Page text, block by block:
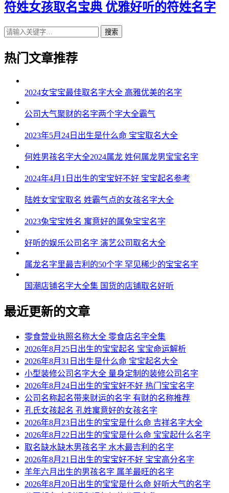
符姓女孩取名宝典 优雅好听的符姓名字
搜索
热门文章推荐
2024女宝宝最佳取名字大全 高雅优美的名字
公司大气聚财的名字两个字大全霸气
2023年5月24日出生是什么命 宝宝取名大全
何姓男孩名字大全2024属龙 姓何属龙男宝宝名字
2024年4月1日出生的宝宝好不好 宝宝起名参考
陆姓女宝宝取名 姓霸气点的女孩名字大全
2023兔宝宝姓名 寓意好的属兔宝宝名字
好听的娱乐公司名字 演艺公司取名大全
属龙名字里最吉利的50个字 罕见稀少的宝宝名字
国潮店铺名字大全集 国货的店铺取名好听
最近更新的文章
零食营业执照名称大全 零食店名字全集
2026年8月25日出生的宝宝起名 宝宝命运解析
2026年8月31日出生是什么命 宝宝起名大全
小型装修公司名字大全 量身定制的装修公司名字
2026年8月24日出生的宝宝好不好 热门宝宝名字
公司名称起名带来财运的名字 有财的名称推荐
孔氏女孩起名 孔姓寓意好的女孩名字
2026年8月23日出生的宝宝是什么命 吉祥名字大全
2026年8月22日出生的宝宝是什么命 宝宝起什么名字
取名缺水缺木男孩名字 水木最吉利的名字
2026年8月21日出生的宝宝好不好 宝宝高分名字
羊年六月出生的男孩名字 属羊最旺的名字
2026年8月20日出生的宝宝是什么命 好听大气的名字